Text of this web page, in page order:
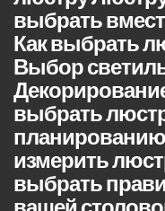
выбрать
Как выбрать
Выбор
выбрать
измерить
выбрать